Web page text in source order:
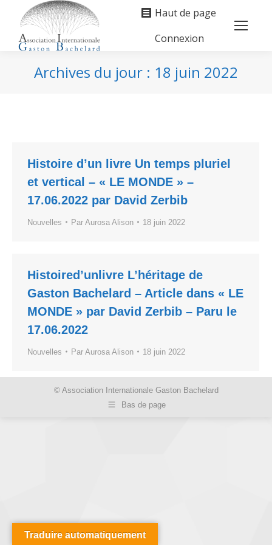
Haut de page
Connexion
Archives du jour : 18 juin 2022
Histoire d’un livre Un temps pluriel
et vertical – « LE MONDE » –
17.06.2022 par David Zerbib
Nouvelles Par Aurosa Alison 18 juin 2022
Histoired’unlivre L’héritage de
Gaston Bachelard – Article dans « LE
MONDE » par David Zerbib – Paru le
17.06.2022
Nouvelles Par Aurosa Alison 18 juin 2022
© Association Internationale Gaston Bachelard
Bas de page
Traduire automatiquement